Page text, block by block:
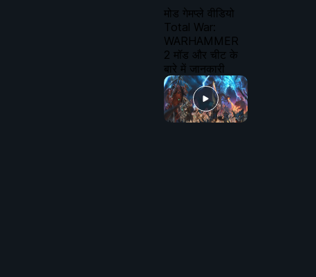
मोड गेमप्ले वीडियो
Total War:
WARHAMMER
2 मॉड और चीट के
बारे में जानकारी